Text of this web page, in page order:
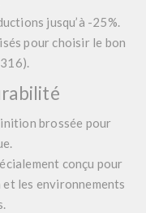
jusqu’à -25%.
pour choisir le bon
brossée pour
conçu pour
et les environnements